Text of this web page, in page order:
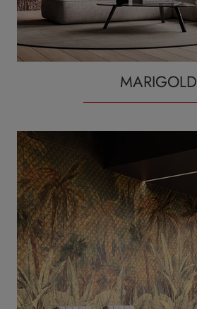
MARIGOLD